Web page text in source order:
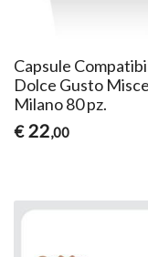
Capsule
Dolce Gusto
Milano 80 pz.
€ 22,00